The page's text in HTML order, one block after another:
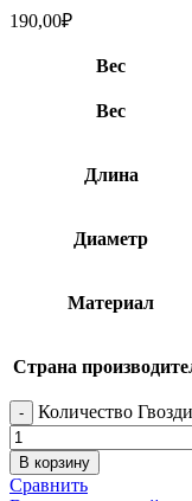
190,00₽
Вес
Вес
Длина
Диаметр
Материал
Страна
Количество
В корзину
Сравнить